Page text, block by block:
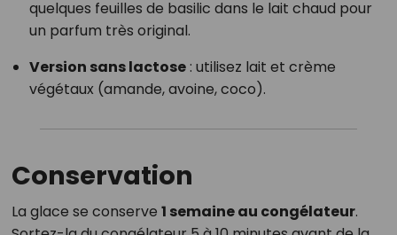
quelques feuilles de basilic dans le lait chaud pour
un parfum très original.
Version sans lactose: utilisez lait et crème
végétaux (amande, avoine, coco).
Conservation
La glace se conserve 1 semaine au congélateur.